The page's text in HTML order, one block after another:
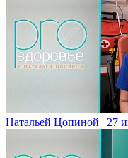
Натальей Цопиной | 27